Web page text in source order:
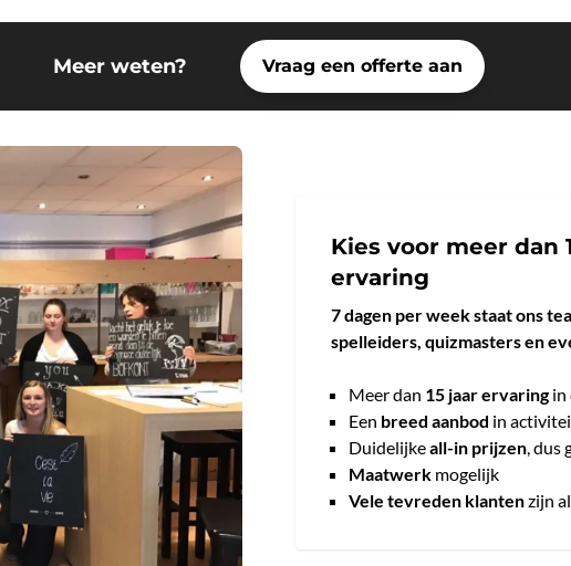
Meer weten? Vraag een offerte aan
Kies voor meer dan
ervaring
7 dagen per week staat ons
spelleiders, quizmasters en
Meer dan 15 jaar ervaringin
Een breed aanbod in
Duidelijkeall-in prijzen, dus
Maatwerk mogelijk
Vele tevreden klantenzijn